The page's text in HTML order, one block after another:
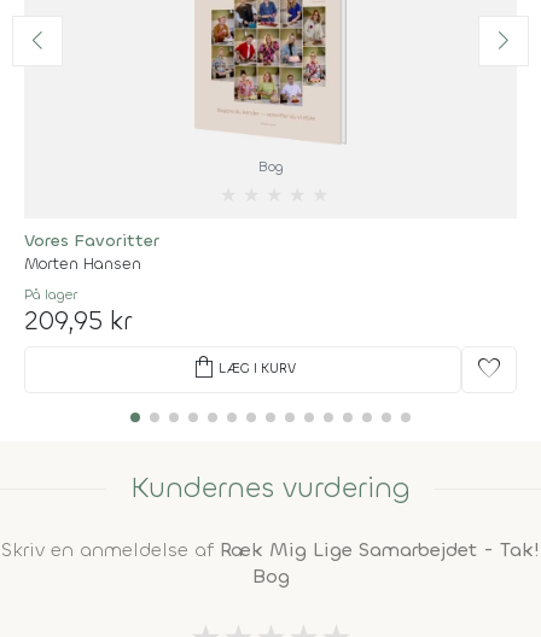
Bog
Vores Favoritter
Morten Hansen
På lager
209,95 kr
shopping_bag LÆG I KURV favorite
Kundernes vurdering
Skriv en anmeldelse af Ræk Mig Lige Samarbejdet - Tak!
Bog